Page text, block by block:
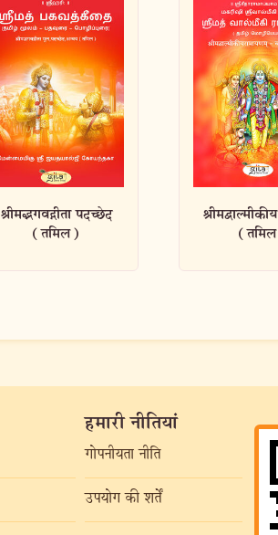
श्रीमद्वाल्मीकीय रामायण
(तमिल)
सुन्दरकाण्डम्
हमारी नीतियां
गोपनीयता नीति
उपयोग की शर्तें